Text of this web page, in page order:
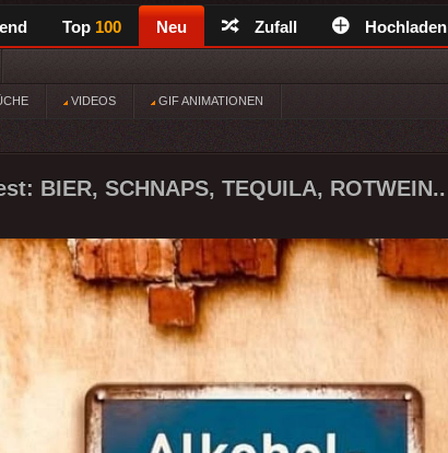
Top 100 Neu Zufall Hochladen
VIDEOS GIF ANIMATIONEN
BIER, SCHNAPS, TEQUILA, ROTWEIN..